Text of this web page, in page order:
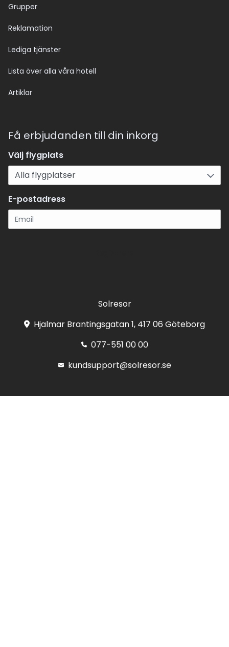
Grupper
Reklamation
Lediga tjänster
Lista över alla våra hotell
Artiklar
Få erbjudanden till din inkorg
Välj flygplats
E-postadress
Solresor
Hjalmar Brantingsgatan 1, 417 06 Göteborg
077-551 00 00
kundsupport@solresor.se